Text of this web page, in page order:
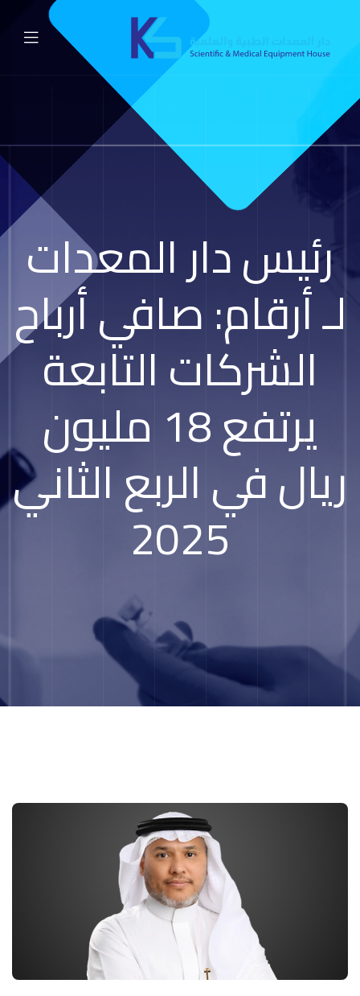
رئيس دار المعدات
لـ أرقام: صافي أرباح
الشركات التابعة
يرتفع 18 مليون
ريال في الربع الثاني
2025